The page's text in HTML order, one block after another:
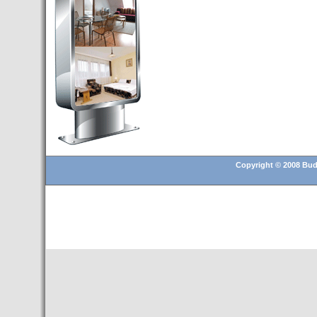
Budapest’.
- Hoteles en BUDAPEST:
Resultados octubre de 2016,
subida del 15% ocupación y
del 25,6% en el RevPar
- Nuevo Hotel en Budapest
bajo la marca Exe Hotusa
- Transfer Aeropuerto de
BUDAPEST
Copyright © 2008